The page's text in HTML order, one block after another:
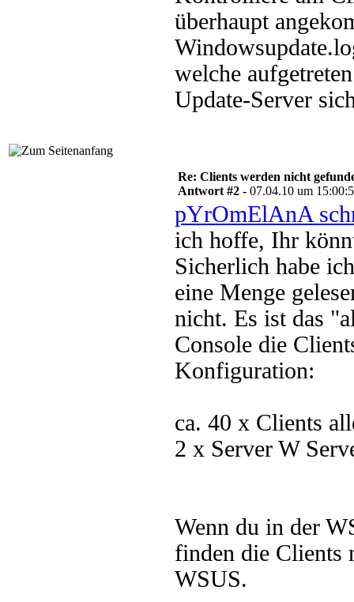
überhaupt
welche
Update-Server
Re: Clients werden nicht
Antwort #2 - 07.04.10 um
pYrOmElAnA
ich hoffe, Ihr
Sicherlich habe
eine Menge
nicht. Es ist das
Console die
Konfiguration:
ca. 40 x Clients
2 x Server W
Wenn du in der
finden die Clients
WSUS.